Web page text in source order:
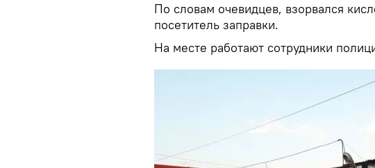
По словам очевидцев, взорвался
посетитель заправки.
На месте работают сотрудники